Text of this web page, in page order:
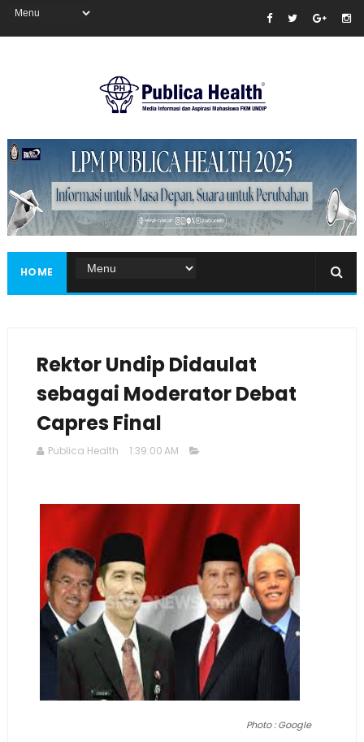
Masukkan iklan disini!
HOME
Rektor Undip Didaulat
sebagai Moderator Debat
Capres Final
Publica Health 1:39:00 AM
Photo : Google